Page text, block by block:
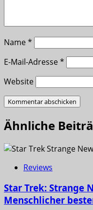
Name*
E-Mail-Adresse*
Website
Ähnliche
Reviews
Star Trek: Strange
Menschlicher